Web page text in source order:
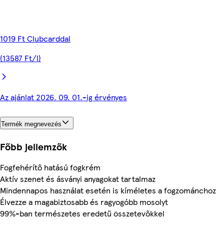
1019 Ft Clubcarddal
(13587 Ft/l)
Az ajánlat 2026. 09. 01.-ig érvényes
Termék megnevezés
Főbb jellemzők
Fogfehérítő hatású fogkrém
Aktív szenet és ásványi anyagokat tartalmaz
Mindennapos használat esetén is kíméletes a fogzománchoz
Élvezze a magabiztosabb és ragyogóbb mosolyt
99%-ban természetes eredetű összetevőkkel